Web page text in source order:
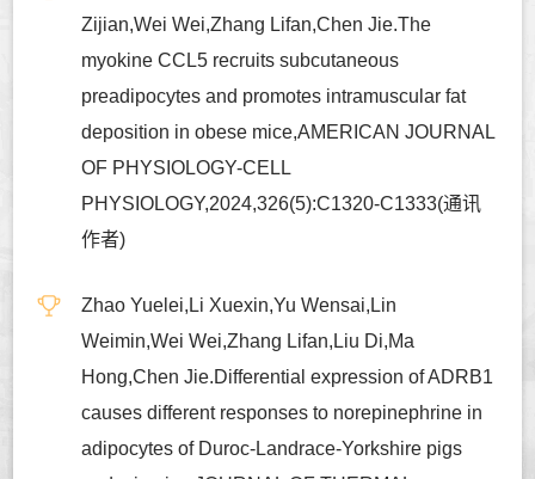
Zijian,Wei Wei,Zhang Lifan,Chen Jie.The
myokine CCL5 recruits subcutaneous
preadipocytes and promotes intramuscular fat
deposition in obese mice,AMERICAN JOURNAL
OF PHYSIOLOGY-CELL
PHYSIOLOGY,2024,326(5):C1320-C1333(通讯
作者)
Zhao Yuelei,Li Xuexin,Yu Wensai,Lin
Weimin,Wei Wei,Zhang Lifan,Liu Di,Ma
Hong,Chen Jie.Differential expression of ADRB1
causes different responses to norepinephrine in
adipocytes of Duroc-Landrace-Yorkshire pigs